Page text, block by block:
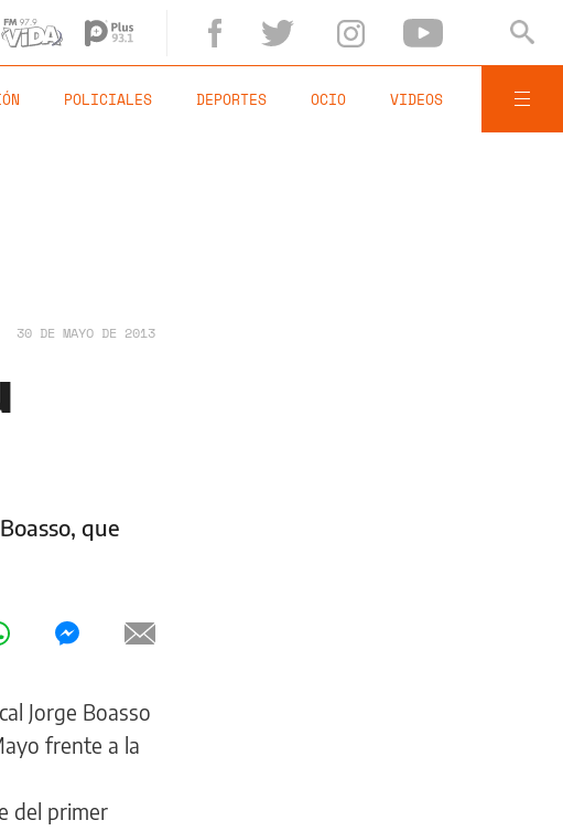
POLICIALES DEPORTES OCIO VIDEOS
30 DE MAYO DE 2013
que
Jorge Boasso
frente a la
del primer